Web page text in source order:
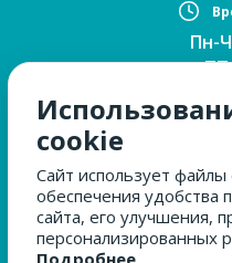
Пн-
Сб,
МЫ ЗА
cookie
Сайт использует файлы
обеспечения удобства
сайта, его улучшения,
персонализированных
Подробнее